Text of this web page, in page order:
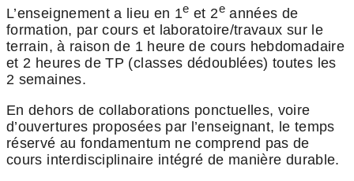
L’enseignement a lieu en 1e et 2eannées de
formation, par cours et laboratoire/travaux sur le
terrain, à raison de 1 heure de cours hebdomadaire
et 2 heures de TP (classes dédoublées) toutes les
2 semaines.
En dehors de collaborations ponctuelles, voire
d’ouvertures proposées par l’enseignant, le temps
réservé au fondamentum ne comprend pas de
cours interdisciplinaire intégré de manière durable.